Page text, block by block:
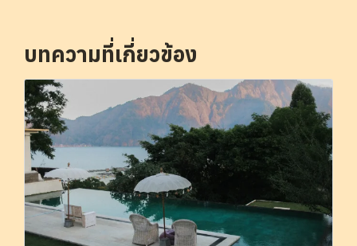
บทความที่เกี่ยวข้อง